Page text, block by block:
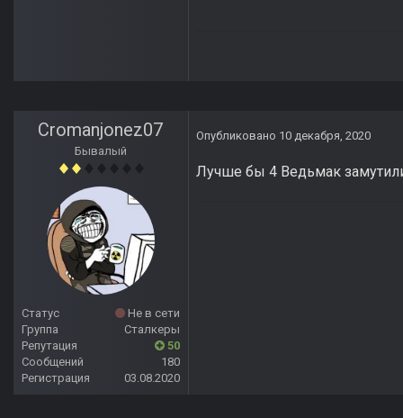
Cromanjonez07
Бывалый
Статус
Не в сети
Группа
Сталкеры
Репутация
50
Сообщений
180
Регистрация
03.08.2020
Опубликовано 10 декабря, 2020
Лучше бы 4 Ведьмак